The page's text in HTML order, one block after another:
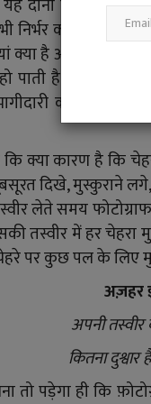
दोनों के बीच का
निर्भर करता है कि
क्या है और दोनों
है। विश्व प्रसिद्ध
की ज़रूरत
क्या कारण है कि
दिखे, मुस्कुराने लगे,
लेते समय
तस्वीर में हर
पर कुछ पल के लिए
अज़हर
अपनी
कितना
पड़ेगा ही कि